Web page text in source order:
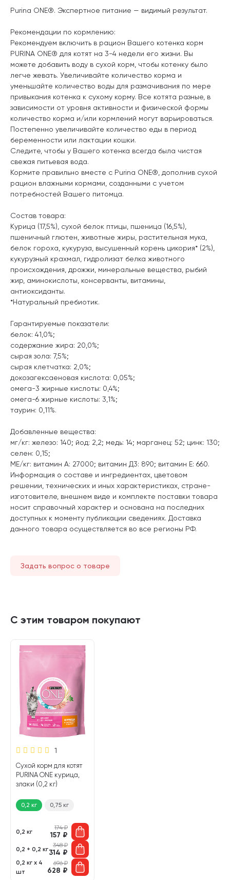
Purina ONE®. Экспертное питание — видимый результат.
Рекомендации по кормлению:
Рекомендуем включить в рацион Вашего котенка корм
PURINA ONE® для котят на 3-4 недели его жизни. Вы
можете добавить воду в сухой корм, чтобы котенку было
легче жевать. Увеличивайте количество корма и
уменьшайте количество воды для размачивания по мере
привыкания котенка к сухому корму. Все котята разные, в
зависимости от уровня активности и физической формы
количество корма и/или кормлений могут варьироваться.
Постепенно увеличивайте количество еды в период
беременности или лактации кошки.
Следите, чтобы у Вашего котенка всегда была чистая
свежая питьевая вода.
Кормите правильно вместе с Purina ONE®, дополнив сухой
рацион влажными кормами, созданными с учетом
потребностей Вашего питомца.
Состав товара:
Курица (17,5%), сухой белок птицы, пшеница (16,5%),
пшеничный глютен, животные жиры, растительная мука,
белок гороха, кукуруза, высушенный корень цикория* (2%),
кукурузный крахмал, гидролизат белка животного
происхождения, дрожжи, минеральные вещества, рыбий
жир, аминокислоты, консерванты, витамины,
антиоксиданты.
*Натуральный пребиотик.
Гарантируемые показатели:
белок: 41,0%;
содержание жира: 20,0%;
сырая зола: 7,5%;
сырая клетчатка: 2,0%;
докозагексаеновая кислота: 0,05%;
омега-3 жирные кислоты: 0,4%;
омега-6 жирные кислоты: 3,1%;
таурин: 0,11%.
Добавленные вещества:
мг/кг: железо: 140; йод: 2,2; медь: 14; марганец: 52; цинк: 130;
селен: 0,15;
МЕ/кг: витамин А: 27000; витамин Д3: 890; витамин Е: 660.
Информация о составе и ингредиентах, цветовом
решении, технических и иных характеристиках, стране-
изготовителе, внешнем виде и комплекте поставки товара
носит справочный характер и основана на последних
доступных к моменту публикации сведениях. Доставка
данного товара осуществляется во все регионы РФ.
Задать вопрос о товаре
С этим товаром покупают
1
Сухой корм для котят
PURINA ONE курица,
злаки (0,2 кг)
0,2 кг 0,75 кг
0,2 кг
174₽
157 ₽
0,2 + 0,2 кг
348₽
314 ₽
0,2 кг х 4
шт
696₽
628 ₽